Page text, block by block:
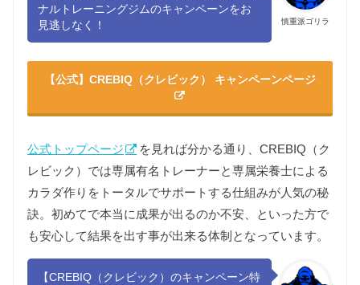
慎重派ゴリラ
ナルトレーニングジムのキャンペーンをお
見逃しなく！
【公式】CREBIQ（クレビック） キャンペーンページ
公式トップページ
を見れば分かる通り、CREBIQ（ク
レビック）では専属有名トレーナーと専属栄養士による
カラダ作りをトータルでサポートする仕組みが人気の秘
訣。初めてで本当に成果が出るのか不安、といった方で
も安心して結果を出す事が出来る体制となっています。
【CREBIQ（クレビック）のキャンペーン特